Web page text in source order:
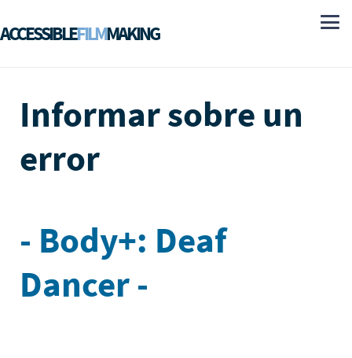
ACCESSIBLEFILMMAKING
Informar sobre un
error
- Body+: Deaf
Dancer -